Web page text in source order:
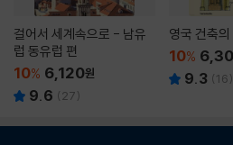
걸어서 세계속으로 - 남유
럽 동유럽 편
10% 6,120원
9.6 ( 27)
영국 건축의
10%
9.3 (16)